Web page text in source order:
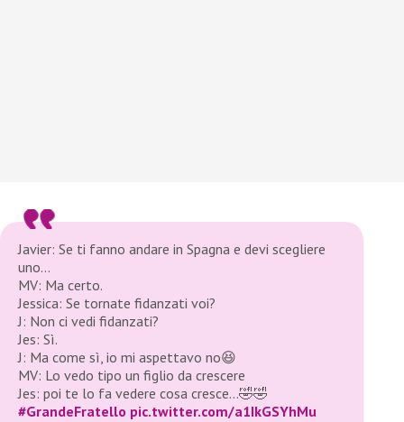
Javier: Se ti fanno andare in Spagna e devi scegliere
uno…
MV: Ma certo.
Jessica: Se tornate fidanzati voi?
J: Non ci vedi fidanzati?
Jes: Sì.
J: Ma come sì, io mi aspettavo no😆
MV: Lo vedo tipo un figlio da crescere
Jes: poi te lo fa vedere cosa cresce…🤣🤣
#GrandeFratello pic.twitter.com/a1IkGSYhMu